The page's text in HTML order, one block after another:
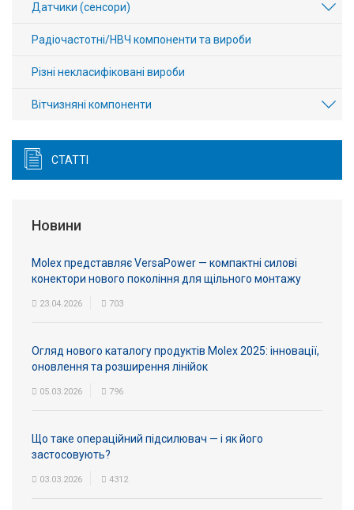
Датчики (сенсори)
Радіочастотні/НВЧ компоненти та вироби
Різні некласифіковані вироби
Вітчизняні компоненти
СТАТТІ
Новини
Molex представляє VersaPower — компактні силові
конектори нового покоління для щільного монтажу
23.04.2026 703
Огляд нового каталогу продуктів Molex 2025: інновації,
оновлення та розширення лінійок
05.03.2026 796
Що таке операційний підсилювач — і як його
застосовують?
03.03.2026 4312